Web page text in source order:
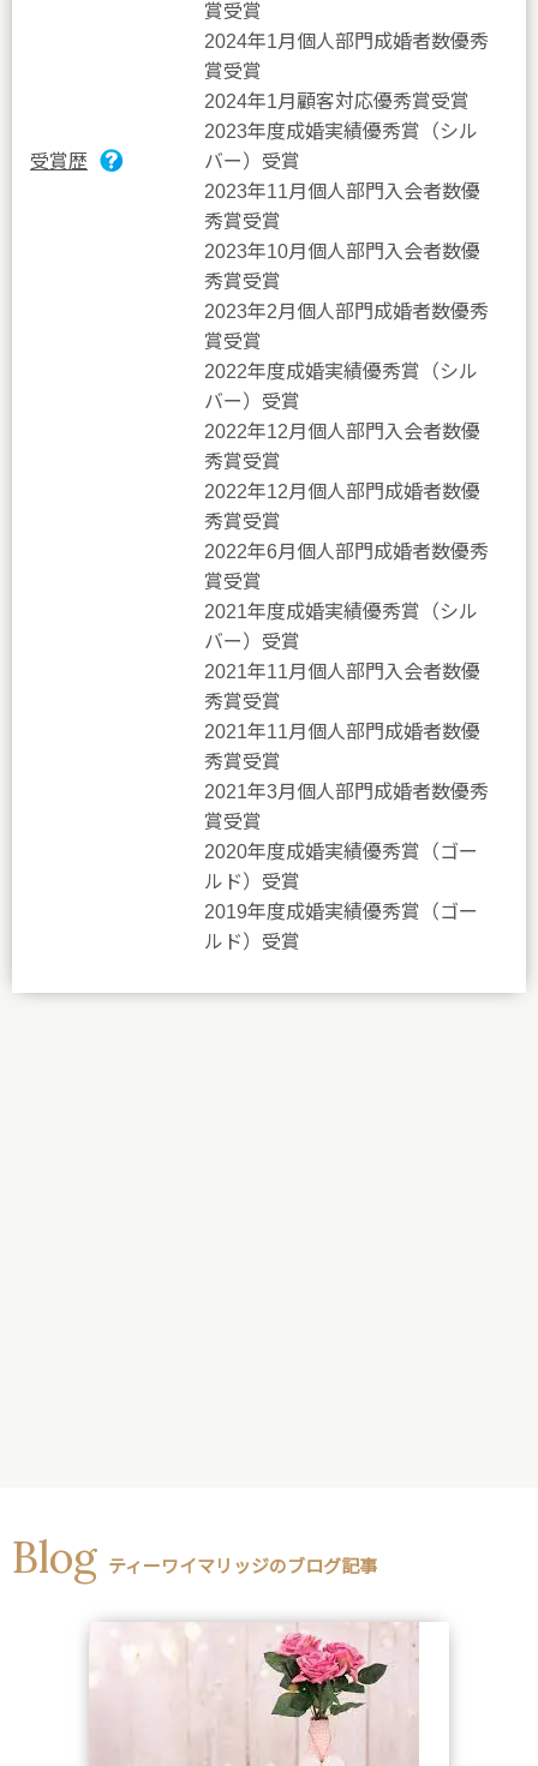
受賞歴
賞受賞
2024年1月個人部門成婚者数優秀
賞受賞
2024年1月顧客対応優秀賞受賞
2023年度成婚実績優秀賞（シル
バー）受賞
2023年11月個人部門入会者数優
秀賞受賞
2023年10月個人部門入会者数優
秀賞受賞
2023年2月個人部門成婚者数優秀
賞受賞
2022年度成婚実績優秀賞（シル
バー）受賞
2022年12月個人部門入会者数優
秀賞受賞
2022年12月個人部門成婚者数優
秀賞受賞
2022年6月個人部門成婚者数優秀
賞受賞
2021年度成婚実績優秀賞（シル
バー）受賞
2021年11月個人部門入会者数優
秀賞受賞
2021年11月個人部門成婚者数優
秀賞受賞
2021年3月個人部門成婚者数優秀
賞受賞
2020年度成婚実績優秀賞（ゴー
ルド）受賞
2019年度成婚実績優秀賞（ゴー
ルド）受賞
Blog ティーワイマリッジのブログ記事